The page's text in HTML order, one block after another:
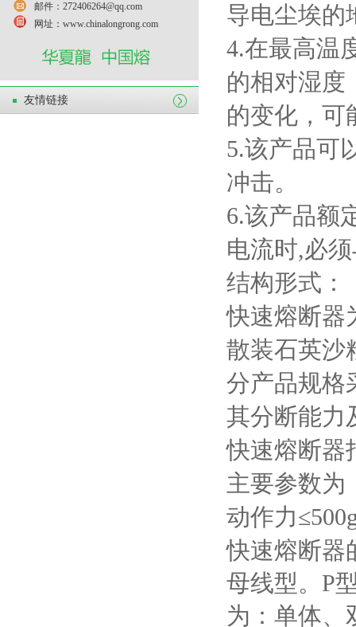
邮件：272406264@qq.com
网址：www.chinalongrong.com
友情链接
导电尘埃的
4.在最高温
的相对湿度
的变化，可
5.该产品可
冲击。
6.该产品额
电流时,必
结构形式：
快速熔断器
散装石英沙
分产品规格
其分断能力
快速熔断器
主要参数为
动作力≤
快速熔断器
母线型。 P
为：单体、